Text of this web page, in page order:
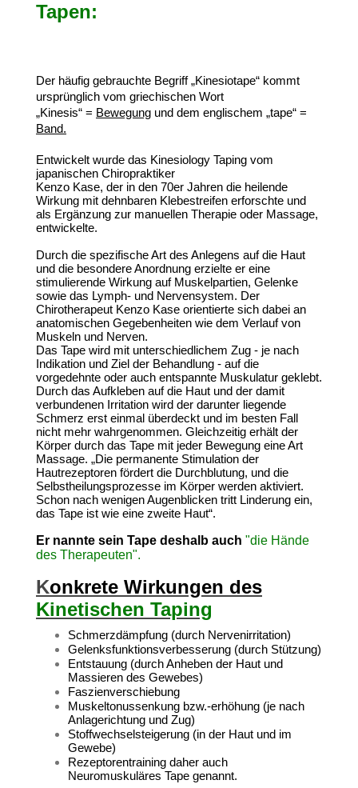
Tapen:
Der häufig gebrauchte Begriff „Kinesiotape“ kommt
ursprünglich vom griechischen Wort
„Kinesis“ = Bewegung und dem englischem „tape“ =
Band.
Entwickelt wurde das Kinesiology Taping vom
japanischen Chiropraktiker
Kenzo Kase, der in den 70er Jahren die heilende
Wirkung mit dehnbaren Klebestreifen erforschte und
als Ergänzung zur manuellen Therapie oder Massage,
entwickelte.
Durch die spezifische Art des Anlegens auf die Haut
und die besondere Anordnung erzielte er eine
stimulierende Wirkung auf Muskelpartien, Gelenke
sowie das Lymph- und Nervensystem. Der
Chirotherapeut Kenzo Kase orientierte sich dabei an
anatomischen Gegebenheiten wie dem Verlauf von
Muskeln und Nerven.
Das Tape wird mit unterschiedlichem Zug - je nach
Indikation und Ziel der Behandlung - auf die
vorgedehnte oder auch entspannte Muskulatur geklebt.
Durch das Aufkleben auf die Haut und der damit
verbundenen Irritation wird der darunter liegende
Schmerz erst einmal überdeckt und im besten Fall
nicht mehr wahrgenommen. Gleichzeitig erhält der
Körper durch das Tape mit jeder Bewegung eine Art
Massage. „Die permanente Stimulation der
Hautrezeptoren fördert die Durchblutung, und die
Selbstheilungsprozesse im Körper werden aktiviert.
Schon nach wenigen Augenblicken tritt Linderung ein,
das Tape ist wie eine zweite Haut“.
Er nannte sein Tape deshalb auch "die Hände
des Therapeuten".
Konkrete Wirkungen des
Kinetischen Taping
Schmerzdämpfung (durch Nervenirritation)
Gelenksfunktionsverbesserung (durch Stützung)
Entstauung (durch Anheben der Haut und
Massieren des Gewebes)
Faszienverschiebung
Muskeltonussenkung bzw.-erhöhung (je nach
Anlagerichtung und Zug)
Stoffwechselsteigerung (in der Haut und im
Gewebe)
Rezeptorentraining daher auch
Neuromuskuläres Tape genannt.